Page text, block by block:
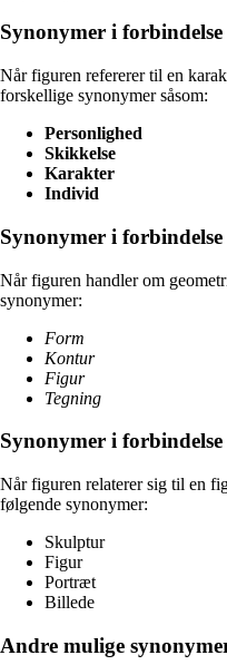
Synonymer i
Når figuren refererer til en
forskellige synonymer såsom:
Personlighed
Skikkelse
Karakter
Individ
Synonymer i
Når figuren handler om
synonymer:
Form
Kontur
Figur
Tegning
Synonymer i
Når figuren relaterer sig til en
følgende synonymer:
Skulptur
Figur
Portræt
Billede
Andre mulige